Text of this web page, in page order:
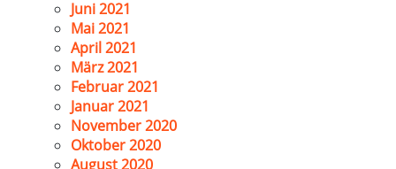
Juni 2021
Mai 2021
April 2021
März 2021
Februar 2021
Januar 2021
November 2020
Oktober 2020
August 2020